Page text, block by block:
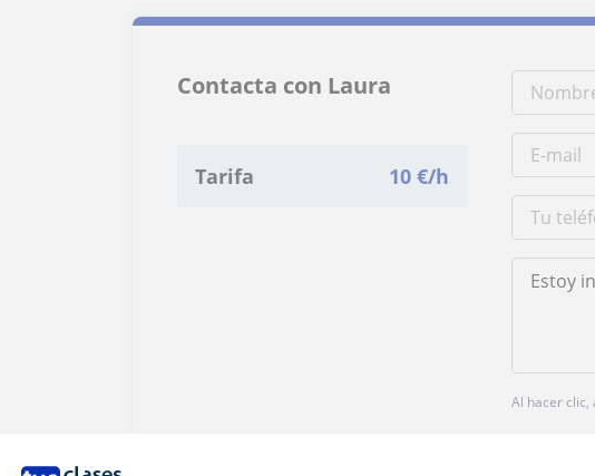
Contacta con Laura
Tarifa 10 €/h
Al hacer